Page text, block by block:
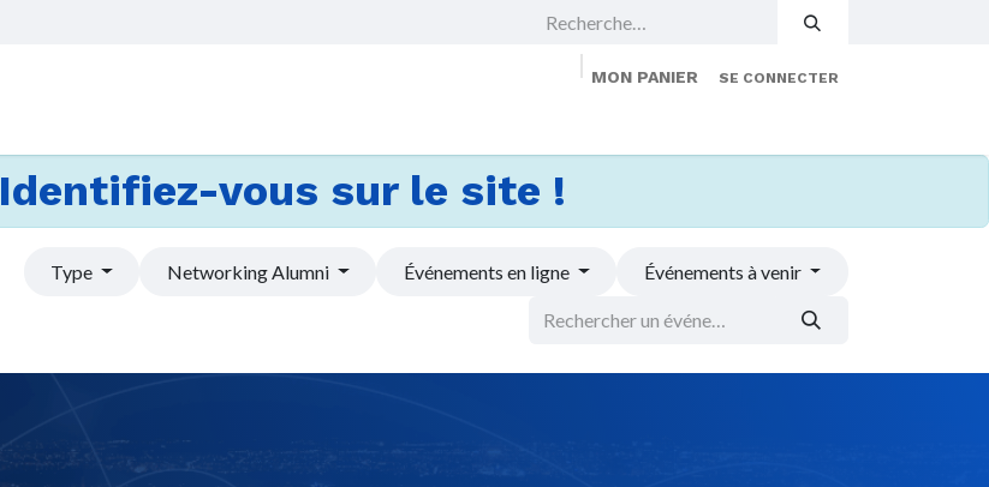
MON PANIER SE CONNECTER
Identifiez-vous sur le site !
Type Networking Alumni Événements en ligne Événements à venir